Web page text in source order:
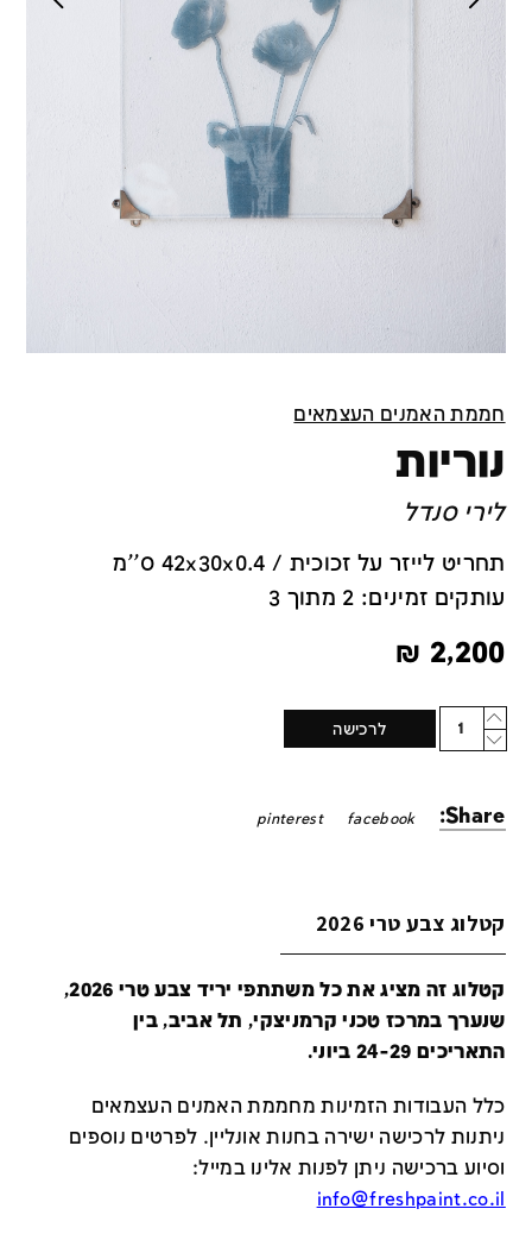
חממת האמנים העצמאים
נוריות
לירי סנדל
תחריט לייזר על זכוכית / 42x30x0.4 ס''מ
עותקים זמינים: 2 מתוך 3
2,200
₪
Quantity
לרכישה
Share:
facebook
pinterest
קטלוג צבע טרי 2026
קטלוג זה מציג את כל משתתפי יריד צבע טרי 2026,
שנערך במרכז טכני קרמניצקי, תל אביב, בין
התאריכים 24-29 ביוני.
כלל העבודות הזמינות מחממת האמנים העצמאים
ניתנות לרכישה ישירה בחנות אונליין. לפרטים נוספים
וסיוע ברכישה ניתן לפנות אלינו במייל:
info@freshpaint.co.il